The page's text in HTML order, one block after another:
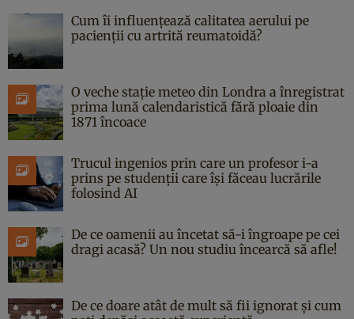
Cum îi influențează calitatea aerului pe
pacienții cu artrită reumatoidă?
O veche stație meteo din Londra a înregistrat
prima lună calendaristică fără ploaie din
1871 încoace
Trucul ingenios prin care un profesor i-a
prins pe studenții care își făceau lucrările
folosind AI
De ce oamenii au încetat să-i îngroape pe cei
dragi acasă? Un nou studiu încearcă să afle!
De ce doare atât de mult să fii ignorat și cum